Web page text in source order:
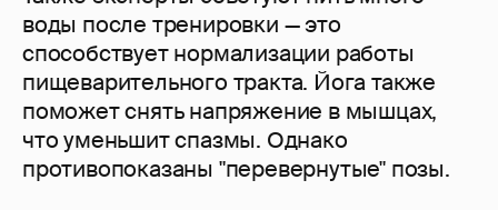
воды после тренировки — это
способствует нормализации работы
пищеварительного тракта. Йога также
поможет снять напряжение в мышцах,
что уменьшит спазмы. Однако
противопоказаны "перевернутые" позы.